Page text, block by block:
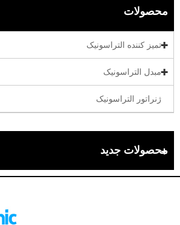
محصولات
تمیز کننده التراسونیک
مبدل التراسونیک
ژنراتور التراسونیک
محصولات جدید